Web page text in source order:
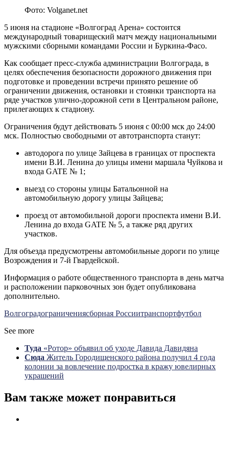
Фото: Volganet.net
5 июня на стадионе «Волгоград Арена» состоится
международный товарищеский матч между национальными
мужскими сборными командами России и Буркина-Фасо.
Как сообщает пресс-служба администрации Волгограда, в
целях обеспечения безопасности дорожного движения при
подготовке и проведении встречи принято решение об
ограничении движения, остановки и стоянки транспорта на
ряде участков улично-дорожной сети в Центральном районе,
прилегающих к стадиону.
Ограничения будут действовать 5 июня с 00:00 мск до 24:00
мск. Полностью свободными от автотранспорта станут:
автодорога по улице Зайцева в границах от проспекта
имени В.И. Ленина до улицы имени маршала Чуйкова и
входа GATE № 1;
выезд со стороны улицы Батальонной на
автомобильную дорогу улицы Зайцева;
проезд от автомобильной дороги проспекта имени В.И.
Ленина до входа GATE № 5, а также ряд других
участков.
Для объезда предусмотрены автомобильные дороги по улице
Возрождения и 7-й Гвардейской.
Информация о работе общественного транспорта в день матча
и расположении парковочных зон будет опубликована
дополнительно.
Волгоградограничениясборная Россиитранспортфутбол
See more
Туда «Ротор» объявил об уходе Давида Давидяна
Сюда Житель Городищенского района получил 4 года
колонии за вовлечение подростка в кражу ювелирных
украшений
Вам также может понравиться